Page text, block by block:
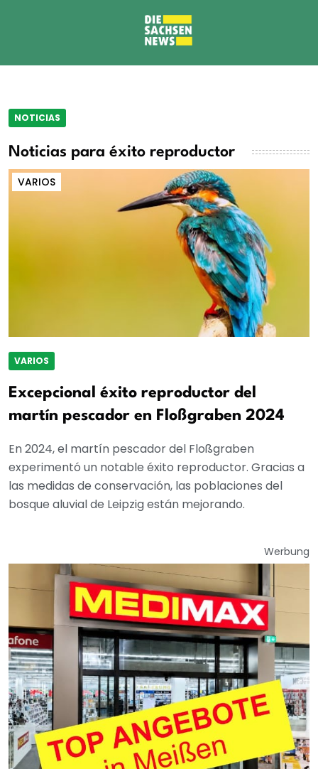
NOTICIAS
Noticias para éxito reproductor
VARIOS
VARIOS
Excepcional éxito reproductor del
martín pescador en Floßgraben 2024
En 2024, el martín pescador del Floßgraben
experimentó un notable éxito reproductor. Gracias a
las medidas de conservación, las poblaciones del
bosque aluvial de Leipzig están mejorando.
Werbung